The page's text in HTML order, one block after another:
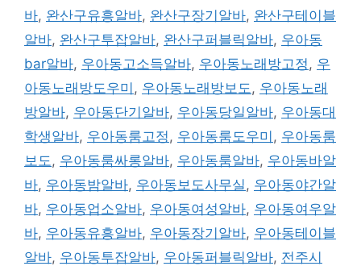
바, 완산구유흥알바, 완산구장기알바, 완산구테이블
알바, 완산구투잡알바, 완산구퍼블릭알바, 우아동
bar알바, 우아동고소득알바, 우아동노래방고정 , 우
아동노래방도우미 , 우아동노래방보도 , 우아동노래
방알바, 우아동단기알바, 우아동당일알바, 우아동대
학생알바, 우아동룸고정 , 우아동룸도우미 , 우아동룸
보도 , 우아동룸싸롱알바, 우아동룸알바, 우아동바알
바, 우아동밤알바, 우아동보도사무실 , 우아동야간알
바, 우아동업소알바, 우아동여성알바, 우아동여우알
바, 우아동유흥알바, 우아동장기알바, 우아동테이블
알바, 우아동투잡알바, 우아동퍼블릭알바, 전주시